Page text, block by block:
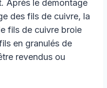
Après le démontage
des fils de cuivre, la
fils de cuivre broie
en granulés de
revendus ou